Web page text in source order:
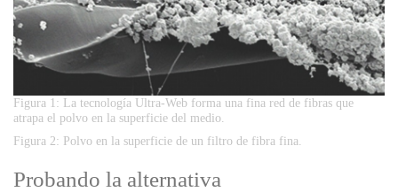
Figura 1: La tecnología Ultra-Web forma una fina red de fibras que
atrapa el polvo en la superficie del medio.
Figura 2: Polvo en la superficie de un filtro de fibra fina.
Probando la alternativa